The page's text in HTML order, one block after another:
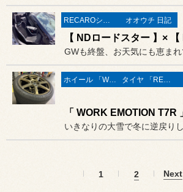
RECAROシート オオウチ 日記
ホイール 「WORK」 タイヤ 「REGNO」
1 2 Next